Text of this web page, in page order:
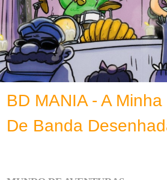
BD MANIA - A
De Banda